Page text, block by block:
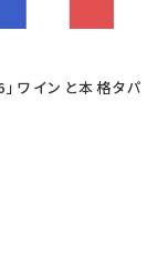
ワインと本格タパ